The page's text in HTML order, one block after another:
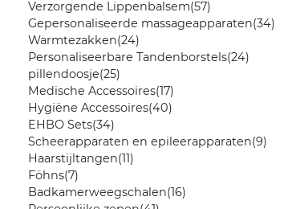
Verzorgende Lippenbalsem(57)
Gepersonaliseerde massageapparaten(34)
Warmtezakken(24)
Personaliseerbare Tandenborstels(24)
pillendoosje(25)
Medische Accessoires(17)
Hygiëne Accessoires(40)
EHBO Sets(34)
Scheerapparaten en epileerapparaten(9)
Haarstijltangen(11)
Föhns(7)
Badkamerweegschalen(16)